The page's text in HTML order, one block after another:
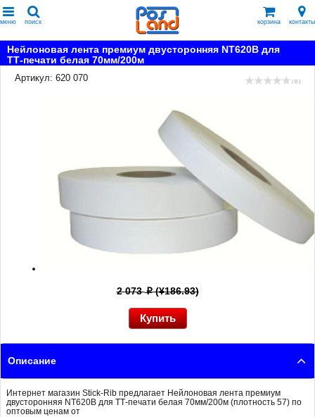
меню поиск корзина контакты
Нейлоновая лента премиум двусторонняя NT620B для
ТТ-печати белая 70мм/200м
Артикул: 620 070
( 0 )
2 073p(¥186.93)
Описание
Интернет магазин Stick-Rib предлагает Нейлоновая лента премиум
двусторонняя NT620B для ТТ-печати белая 70мм/200м (плотность 57) по
оптовым ценам от